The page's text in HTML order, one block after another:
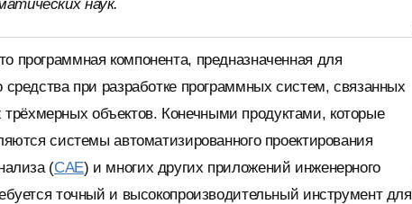
наук.
программная компонента, предназначенная для
средства при разработке программных систем, связанных
объектов. Конечными продуктами, которые
системы автоматизированного проектирования
(CAE) и многих других приложений инженерного
точный и высокопроизводительный инструмент для